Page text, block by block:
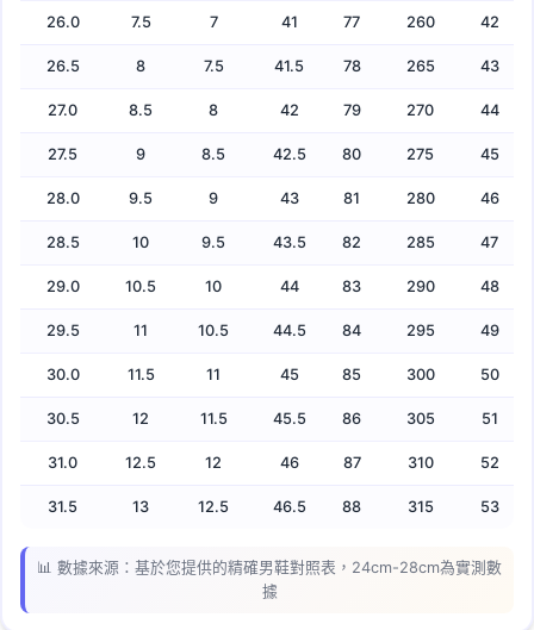
26.0 7.5 7 41 77 260 42
26.5 8 7.5 41.5 78 265 43
27.0 8.5 8 42 79 270 44
27.5 9 8.5 42.5 80 275 45
28.0 9.5 9 43 81 280 46
28.5 10 9.5 43.5 82 285 47
29.0 10.5 10 44 83 290 48
29.5 11 10.5 44.5 84 295 49
30.0 11.5 11 45 85 300 50
30.5 12 11.5 45.5 86 305 51
31.0 12.5 12 46 87 310 52
31.5 13 12.5 46.5 88 315 53
📊 數據來源：基於您提供的精確男鞋對照表，24cm-28cm為實測數
據